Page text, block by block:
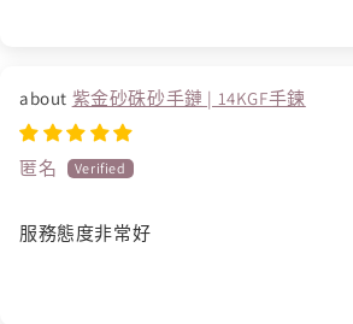
紫金砂硃砂手鏈 | 14KGF手鍊
匿名
服務態度非常好